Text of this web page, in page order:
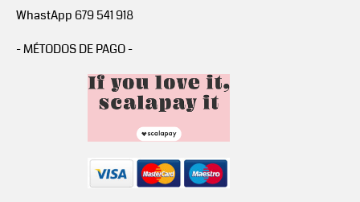
WhastApp 679 541 918
- MÉTODOS DE PAGO -